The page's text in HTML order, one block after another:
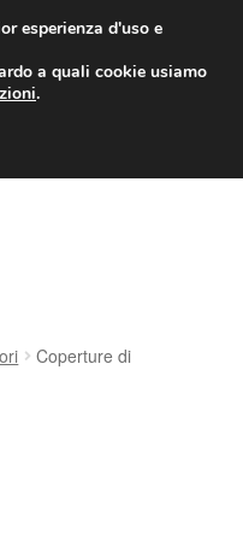
7 EUR
/800 580 290
Coperture di
esperienza d'uso e
a quali cookie usiamo
.